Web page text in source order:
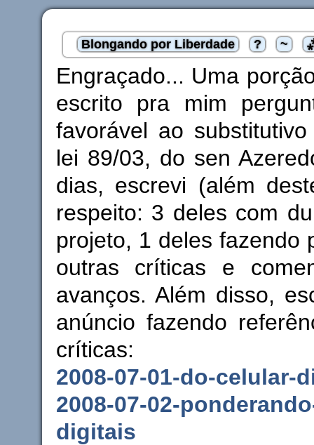
Blongando por Liberdade ? ~
Engraçado... Uma
escrito pra mim
favorável ao
lei 89/03, do sen
dias, escrevi (além
respeito: 3 deles com
projeto, 1 deles fazendo
outras críticas e
avanços. Além disso,
anúncio fazendo
críticas:
2008-07-01-do-celular-
2008-07-02-
digitais